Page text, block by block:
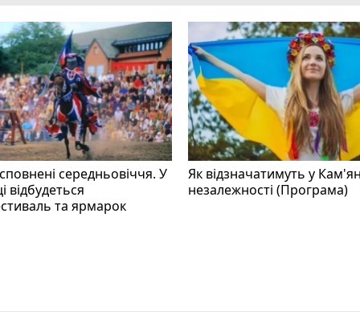
сповнені середньовіччя. У
відбудеться
та ярмарок
Як відзначатимуть у
незалежності (Програма)